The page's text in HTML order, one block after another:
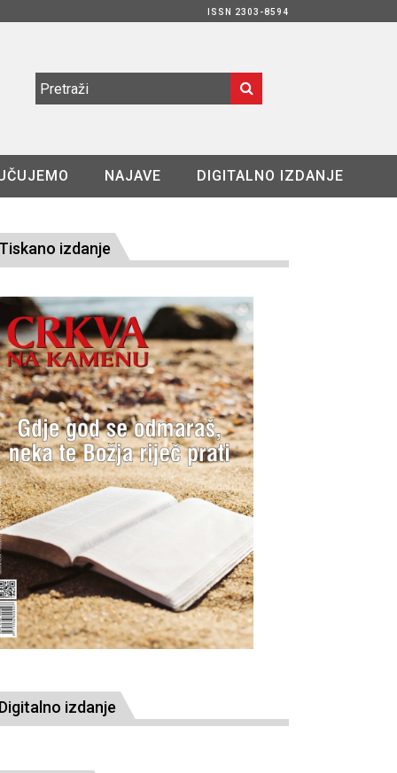
ISSN 2303-8594
NAJAVE DIGITALNO IZDANJE
Tiskano izdanje
Digitalno izdanje